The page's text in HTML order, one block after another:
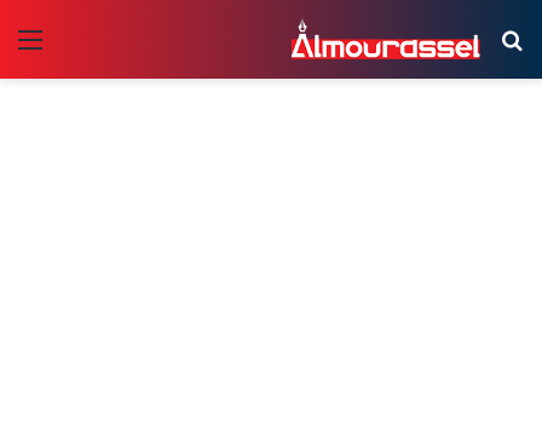
بحث
عن